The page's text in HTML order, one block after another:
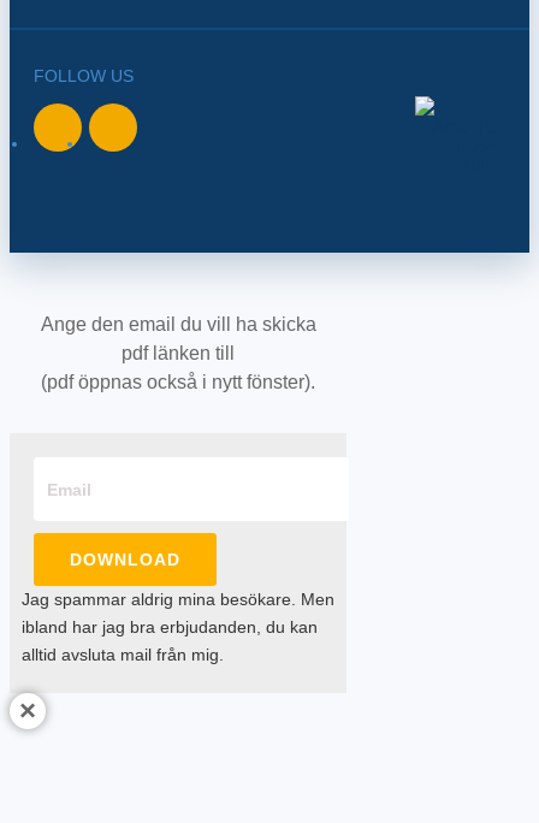
FOLLOW US
Ange den email du vill ha skicka
pdf länken till
(pdf öppnas också i nytt fönster).
DOWNLOAD
Jag spammar aldrig mina besökare. Men
ibland har jag bra erbjudanden, du kan
alltid avsluta mail från mig.
×